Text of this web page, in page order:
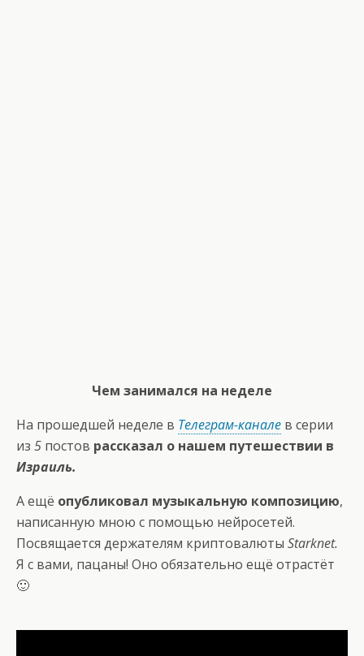
Чем занимался на неделе
На прошедшей неделе в Телеграм-канале в серии
из 5 постов рассказал о нашем путешествии в
Израиль.
А ещё опубликовал музыкальную композицию,
написанную мною с помощью нейросетей.
Посвящается держателям криптовалюты Starknet.
Я с вами, пацаны! Оно обязательно ещё отрастёт
🙂